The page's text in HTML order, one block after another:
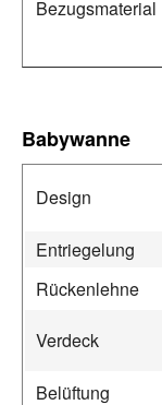
Bezugsmaterial
Babywanne
Design
Entriegelung
Rückenlehne
Verdeck
Belüftung